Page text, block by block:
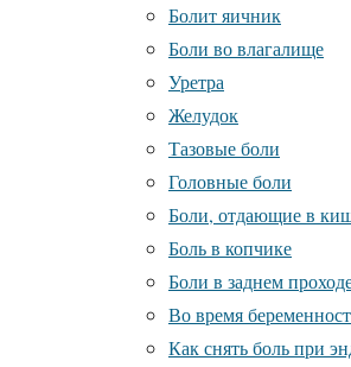
Болит яичник
Боли во влагалище
Уретра
Желудок
Тазовые боли
Головные боли
Боли, отдающие в
Боль в копчике
Боли в заднем
Во время
Как снять боль при